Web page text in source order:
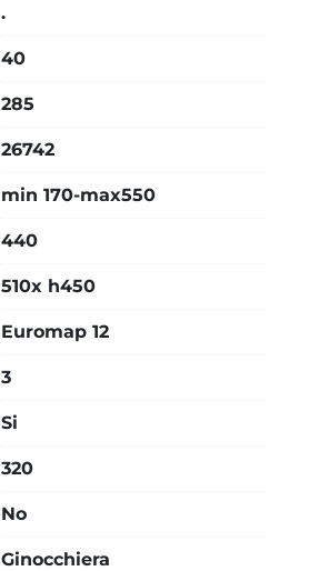
.
40
285
26742
min 170-max550
440
510x h450
Euromap 12
3
Si
320
No
Ginocchiera